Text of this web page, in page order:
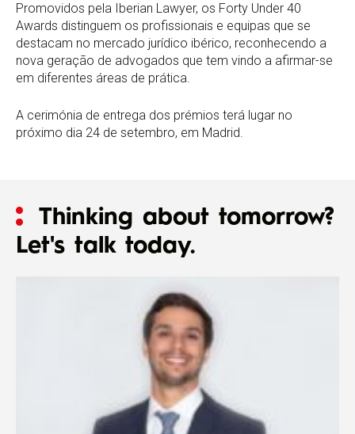
Promovidos pela Iberian Lawyer, os Forty Under 40
Awards distinguem os profissionais e equipas que se
destacam no mercado jurídico ibérico, reconhecendo a
nova geração de advogados que tem vindo a afirmar-se
em diferentes áreas de prática.
A cerimónia de entrega dos prémios terá lugar no
próximo dia 24 de setembro, em Madrid.
Thinking about tomorrow?
Let's talk today.